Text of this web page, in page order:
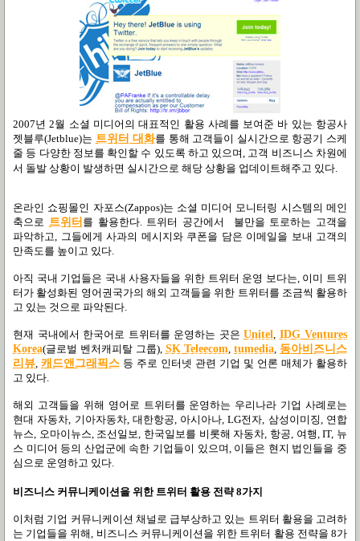
2007년 2월 소셜 미디어의 대표적인 활용 사례를 보여준 바 있는 항공사
젯블루(Jetblue)는 트위터 대화를 통해 고객들이 실시간으로 항공기 스케
줄 등 다양한 정보를 확인할 수 있도록 하고 있으며, 고객 비즈니스 차원에
서 돌발 상황이 발생하면 실시간으로 해당 상황을 업데이트해주고 있다.
온라인 쇼핑몰인 자포스(Zappos)는 소셜 미디어 모니터링 시스템의 메인
축으로 트위터 를 활용한다. 트위터 공간에서
불만을 토로하는 고객을
파악하고, 그들에게 사과의 메시지와 쿠폰을 담은 이메일을 보내 고객의
만족도를 높이고 있다.
아직 국내 기업들은 국내 사용자들을 위한 트위터 운영 보다는, 이미 트위
터가 활성화된 영어권국가의 해외 고객들을 위한 트위터를 조금씩 활용하
고 있는 것으로 파악된다.
현재 국내에서 한국어로 트위터를 운영하는 곳은 Unitel, IDG Ventures
Korea(글로벌 벤처캐피탈 그룹), SK Teleecom,tumedia, 동아비즈니스
리뷰, 캐드앤그래픽스 등 주로 인터넷 관련 기업 및 언론 매체가 활용하
고 있다.
해외 고객들을 위해 영어로 트위터를 운영하는 우리나라 기업 사례로는
현대 자동차, 기아자동차, 대한항공, 아시아나, LG전자, 삼성이미징, 연합
뉴스, 오마이뉴스, 조선일보, 한국일보를 비롯해 자동차, 항공, 여행, IT, 뉴
스 미디어 등의 산업군에 속한 기업들이 있으며, 이들은 현지 법인들을 중
심으로 운영하고 있다.
비즈니스 커뮤니케이션을 위한 트위터 활용 전략8가지
이처럼 기업 커뮤니케이션 채널로 급부상하고 있는 트위터 활용을 고려하
는 기업들을 위해, 비즈니스 커뮤니케이션을 위한 트위터 활용 전략을8가